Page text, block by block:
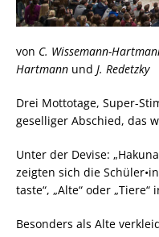
von C. Wissemann-
Hartmann und J. Redetzky
Drei Mottotage, Super-
geselliger Abschied, das
Unter der Devise:
zeigten sich die
taste“, „Alte“ oder
Besonders als Alte